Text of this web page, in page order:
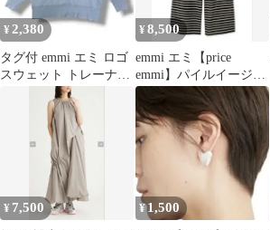
¥ 2,380
タグ付 emmi エミ ロゴ
スウェット トレーナー
ブルー F オーバーサ
¥8,500
emmi エミ【price
emmi】パイルイージー
パンツ（BLK）新品タ
グ付
¥ 7,500 ¥ 1,500